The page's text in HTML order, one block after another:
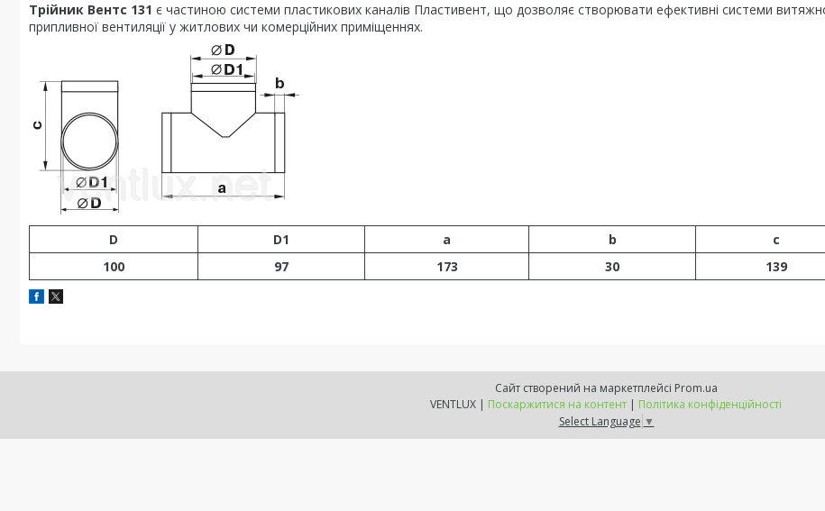
Трійник Вентс 131 є частиною системи пластикових каналів Пластивент, що дозволяє створювати ефективні системи
припливної вентиляції у житлових чи комерційних приміщеннях.
D D1 a b
c
100
97 173 30 139
Сайт створений на маркетплейсі Prom.ua
VENTLUX | Поскаржитися на контент | Політика конфіденційності
Select Language ▼